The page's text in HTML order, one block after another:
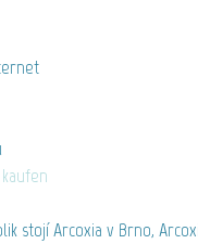
stojí Arcoxia v Brno,